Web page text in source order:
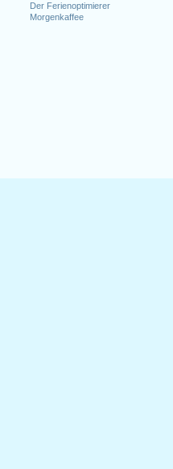
Der Ferienoptimierer
Morgenkaffee